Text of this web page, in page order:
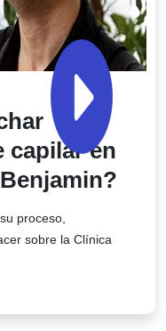
capilar en
proceso,
sobre la Clínica